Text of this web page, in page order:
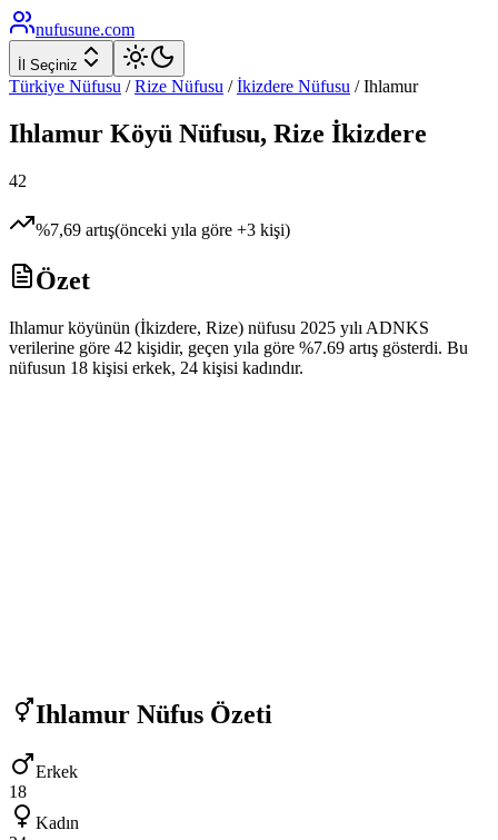
nufusune.com
İl Seçiniz
Türkiye Nüfusu / Rize Nüfusu / İkizdere Nüfusu /Ihlamur
Ihlamur Köyü Nüfusu, Rize İkizdere
42
%7,69 artış(önceki yıla göre +3 kişi)
Özet
Ihlamur köyünün (İkizdere, Rize) nüfusu 2025 yılı ADNKS
verilerine göre 42 kişidir, geçen yıla göre %7.69 artış gösterdi. Bu
nüfusun 18 kişisi erkek, 24 kişisi kadındır.
Ihlamur Nüfus Özeti
Erkek
18
Kadın